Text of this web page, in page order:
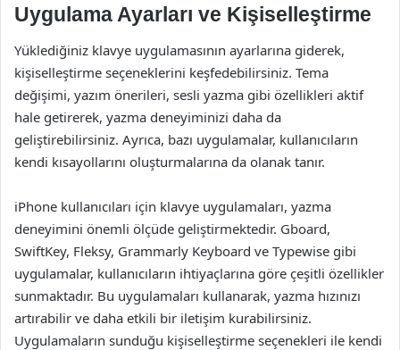
Uygulama Ayarları ve Kişiselleştirme
Yüklediğiniz klavye uygulamasının ayarlarına giderek,
kişiselleştirme seçeneklerini keşfedebilirsiniz. Tema
değişimi, yazım önerileri, sesli yazma gibi özellikleri aktif
hale getirerek, yazma deneyiminizi daha da
geliştirebilirsiniz. Ayrıca, bazı uygulamalar, kullanıcıların
kendi kısayollarını oluşturmalarına da olanak tanır.
iPhone kullanıcıları için klavye uygulamaları, yazma
deneyimini önemli ölçüde geliştirmektedir. Gboard,
SwiftKey, Fleksy, Grammarly Keyboard ve Typewise gibi
uygulamalar, kullanıcıların ihtiyaçlarına göre çeşitli özellikler
sunmaktadır. Bu uygulamaları kullanarak, yazma hızınızı
artırabilir ve daha etkili bir iletişim kurabilirsiniz.
Uygulamaların sunduğu kişiselleştirme seçenekleri ile kendi